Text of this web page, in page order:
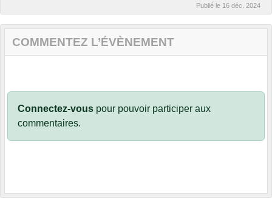
Publié le 16 déc. 2024
COMMENTEZ L’ÉVÈNEMENT
Connectez-vous pour pouvoir participer aux
commentaires.